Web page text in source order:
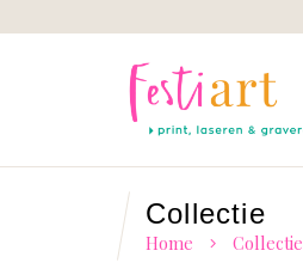
Collectie
Home Collectie